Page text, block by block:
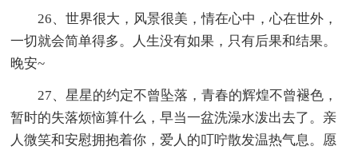
26、世界很大，风景很美，情在心中，心在世外，
一切就会简单得多。人生没有如果，只有后果和结果。
晚安~
27、星星的约定不曾坠落，青春的辉煌不曾褪色，
暂时的失落烦恼算什么，早当一盆洗澡水泼出去了。亲
人微笑和安慰拥抱着你，爱人的叮咛散发温热气息。愿